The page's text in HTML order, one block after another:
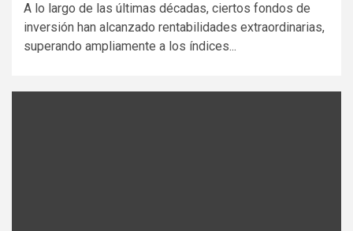
A lo largo de las últimas décadas, ciertos fondos de
inversión han alcanzado rentabilidades extraordinarias,
superando ampliamente a los índices...